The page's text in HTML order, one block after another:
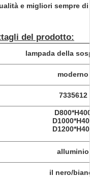
e migliori sempre
del prodotto:
lampada della
moderno
7335612
alluminio
il nero/